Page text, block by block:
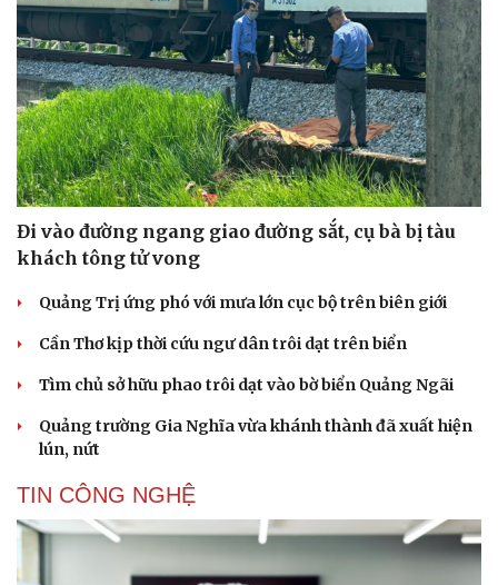
Dinh dưỡng - món ngon
Cây thuốc
Sản phụ khoa
Nhi khoa
Nam khoa
Làm đẹp - giảm cân
Phòng mạch online
Ăn sạch sống khỏe
Nhà đẹp
Blog
Tình yêu - Gia đình
Đi vào đường ngang giao đường sắt, cụ bà bị tàu
khách tông tử vong
Quảng Trị ứng phó với mưa lớn cục bộ trên biên giới
Cần Thơ kịp thời cứu ngư dân trôi dạt trên biển
Tìm chủ sở hữu phao trôi dạt vào bờ biển Quảng Ngãi
Quảng trường Gia Nghĩa vừa khánh thành đã xuất hiện
lún, nứt
TIN CÔNG NGHỆ